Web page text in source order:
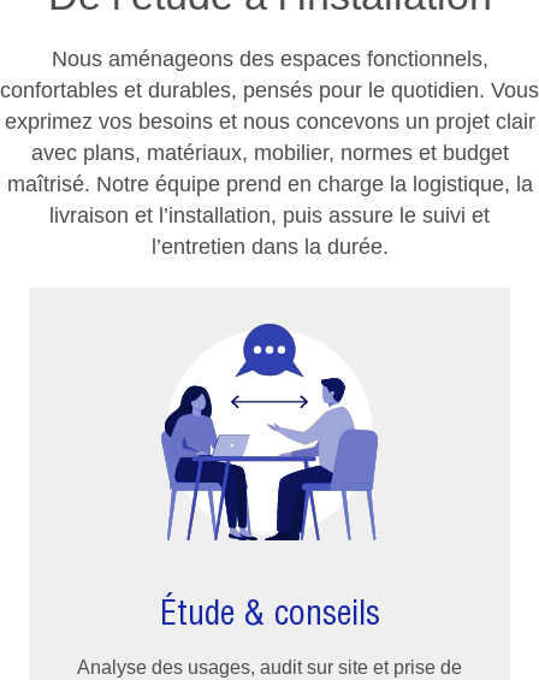
Nous aménageons des espaces fonctionnels,
confortables et durables, pensés pour le quotidien. Vous
exprimez vos besoins et nous concevons un projet clair
avec plans, matériaux, mobilier, normes et budget
maîtrisé. Notre équipe prend en charge la logistique, la
livraison et l’installation, puis assure le suivi et
l’entretien dans la durée.
Étude & conseils
Analyse des usages, audit sur site et prise de